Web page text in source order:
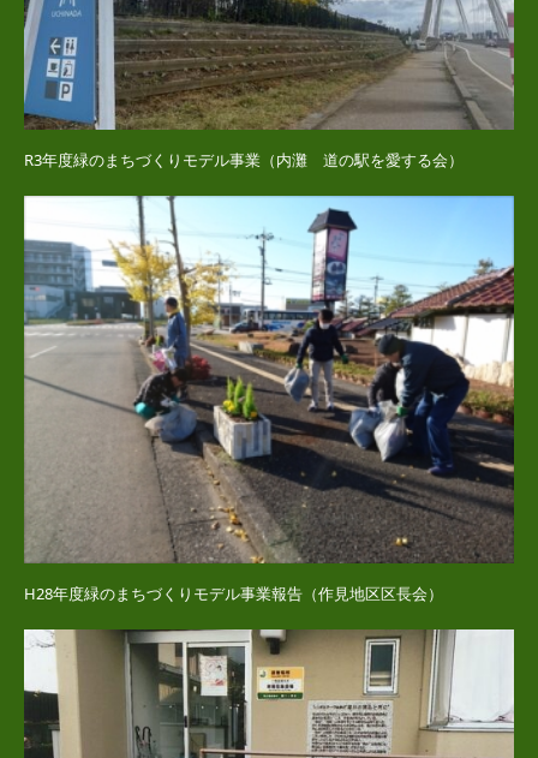
R3年度緑のまちづくりモデル事業（内灘 道の駅を愛する会）
H28年度緑のまちづくりモデル事業報告（作見地区区長会）